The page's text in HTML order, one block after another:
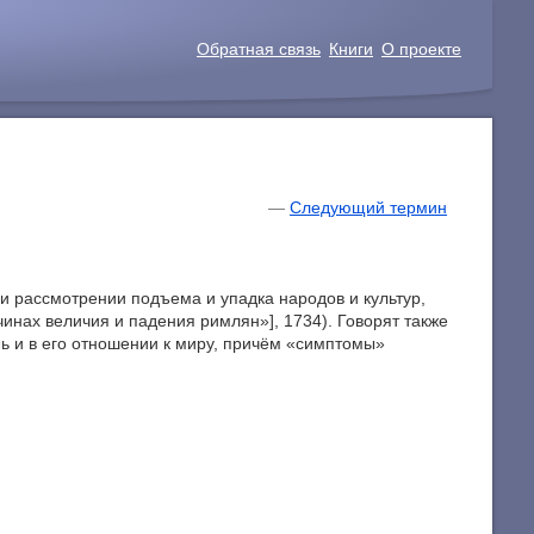
Обратная связь Книги О проекте
—Следующий термин
подъема и упадка народов и культур,
величия и падения римлян»], 1734). Говорят также
и в его отношении к миру, причём «симптомы»